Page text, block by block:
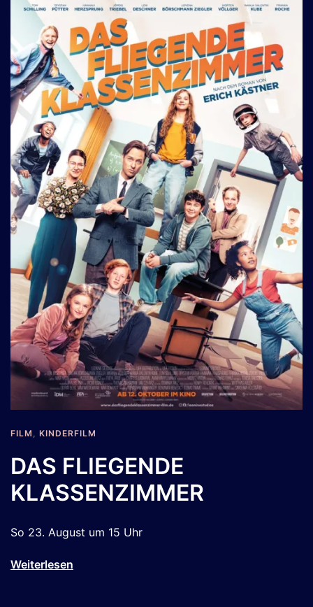
FILM , KINDERFILM
DAS FLIEGENDE
KLASSENZIMMER
So 23. August um 15 Uhr
Weiterlesen